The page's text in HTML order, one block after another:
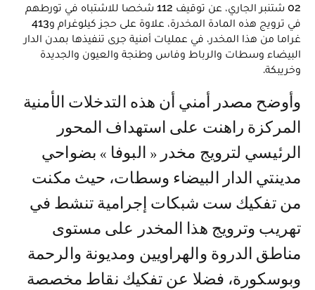
02 شتنبر الجاري، عن توقيف 112 شخصا للاشتباه في تورطهم
في ترويج هذه المادة المخدرة، علاوة على حجز كيلوغرام و413
غراما من هذا المخدر، في عمليات أمنية جرى تنفيذها بمدن الدار
البيضاء وسطات والرباط وفاس وطنجة والعيون والجديدة
وخريبكة.
وأوضح مصدر أمني أن هذه التدخلات الأمنية
المركزة راهنت على استهداف المحور
الرئيسي لترويج مخدر « البوفا » بضواحي
مدينتي الدار البيضاء وسطات، حيث مكنت
من تفكيك ست شبكات إجرامية تنشط في
تهريب وترويج هذا المخدر على مستوى
مناطق الدروة والهراويين ومديونة والرحمة
وبوسكورة، فضلا عن تفكيك نقاط مخصصة